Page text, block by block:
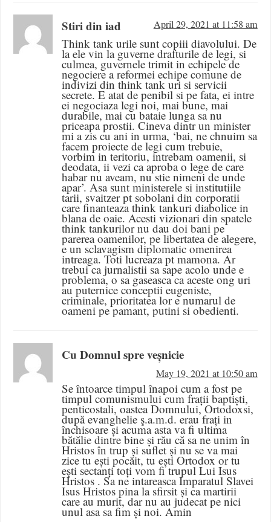
Stiri din iad April 29, 2021 at 11:58 am
Think tank urile sunt copiii diavolului. De
la ele vin la guverne drafturile de legi, si
culmea, guvernele trimit in echipele de
negociere a reformei echipe comune de
indivizi din think tank uri si servicii
secrete. E atat de penibil si pe fata, ei intre
ei negociaza legi noi, mai bune, mai
durabile, mai cu bataie lunga sa nu
priceapa prostii. Cineva dintr un minister
mi a zis cu ani in urma, ‘bai, ne chnuim sa
facem proiecte de legi cum trebuie,
vorbim in teritoriu, intrebam oamenii, si
deodata, ii vezi ca aproba o lege de care
habar nu aveam, nu stie nimeni de unde
apar’. Asa sunt ministerele si institutiile
tarii, svaitzer pt sobolani din corporatii
care finanteaza think tankuri diabolice in
blana de oaie. Acesti vizionari din spatele
think tankurilor nu dau doi bani pe
parerea oamenilor, pe libertatea de alegere,
e un sclavagism diplomatic omenirea
intreaga. Toti lucreaza pt mamona. Ar
trebui ca jurnalistii sa sape acolo unde e
problema, o sa gaseasca ca aceste ong uri
au puternice conceptii eugeniste,
criminale, prioritatea lor e numarul de
oameni pe pamant, putini si obedienti.
Cu Domnul spre veșnicie
May 19, 2021 at 10:50 am
Se întoarce timpul înapoi cum a fost pe
timpul comunismului cum frații baptiști,
penticostali, oastea Domnului, Ortodoxsi,
după evanghelie ş.a.m.d. erau frați in
închisoare și acuma asta va fi ultima
bătălie dintre bine și rău că sa ne unim în
Hristos în trup și suflet și nu se va mai
zice tu ești pocăit, tu ești Ortodox or tu
ești sectanți toți vom fi trupul Lui Isus
Hristos . Sa ne intareasca Imparatul Slavei
Isus Hristos pina la sfirsit și ca martirii
care au murit, dar nu au judecat pe nici
unul asa sa fim și noi. Amin